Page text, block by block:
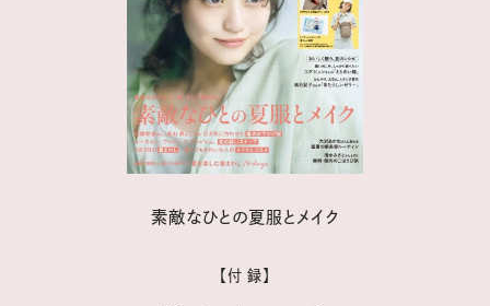
素敵なひとの夏服とメイク
【付 録】